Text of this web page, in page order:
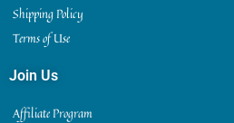
Shipping Policy
Terms of Use
Join Us
Affiliate Program